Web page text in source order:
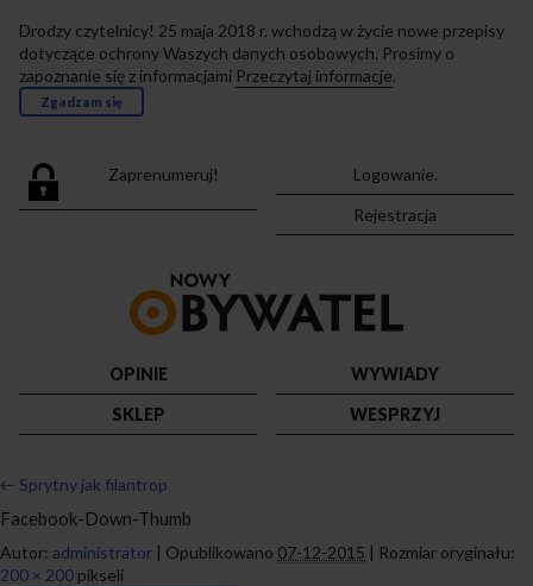
Drodzy czytelnicy! 25 maja 2018 r. wchodzą w życie nowe przepisy
dotyczące ochrony Waszych danych osobowych. Prosimy o
zapoznanie się z informacjami Przeczytaj informacje.
Zgadzam się
Zaprenumeruj!
Logowanie.
Rejestracja
strony
OPINIE
WYWIADY
SKLEP
WESPRZYJ
← Sprytny jak filantrop
Facebook-Down-Thumb
Autor: administrator | Opublikowano 07-12-2015 | Rozmiar oryginału:
200 × 200 pikseli